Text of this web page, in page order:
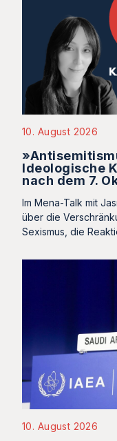
10. August 2026
Ideologische
nach dem 7.
Im Mena-Talk mit
über die
Sexismus, die
10. August 2026